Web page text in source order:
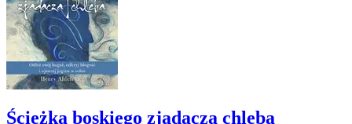
Ścieżka boskiego zjadacza chleba